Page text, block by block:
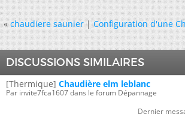
« chaudiere saunier|Configuration d'une
DISCUSSIONS SIMILAIRES
[Thermique] Chaudière elm leblanc
Par invite7fca1607 dans le forum Dépannage
Dernier